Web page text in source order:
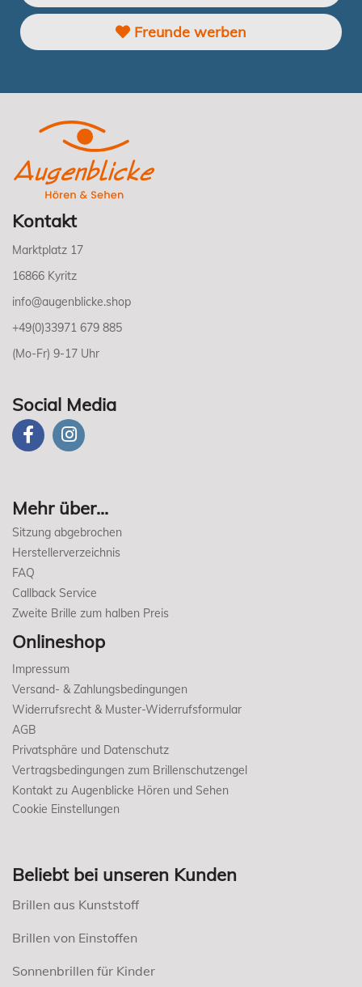
Freunde werben
Kontakt
Marktplatz 17
16866 Kyritz
info@augenblicke.shop
+49(0)33971 679 885
(Mo-Fr) 9-17 Uhr
Social Media
Mehr über...
Sitzung abgebrochen
Herstellerverzeichnis
FAQ
Callback Service
Zweite Brille zum halben Preis
Onlineshop
Impressum
Versand- & Zahlungsbedingungen
Widerrufsrecht & Muster-Widerrufsformular
AGB
Privatsphäre und Datenschutz
Vertragsbedingungen zum Brillenschutzengel
Kontakt zu Augenblicke Hören und Sehen
Cookie Einstellungen
Beliebt bei unseren Kunden
Brillen aus Kunststoff
Brillen von Einstoffen
Sonnenbrillen für Kinder